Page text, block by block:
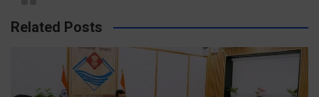
Related Posts